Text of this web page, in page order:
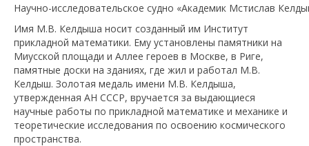
Научно-исследовательское судно «Академик Мстислав
Имя М.В. Келдыша носит созданный им Институт
прикладной математики. Ему установлены памятники на
Миусской площади и Аллее героев в Москве, в Риге,
памятные доски на зданиях, где жил и работал М.В.
Келдыш. Золотая медаль имени М.В. Келдыша,
утвержденная АН СССР, вручается за выдающиеся
научные работы по прикладной математике и механике и
теоретические исследования по освоению космического
пространства.